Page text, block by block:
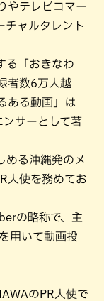
やテレビコマー
チャルタレント
る「おきなわ
者数6万人越
ある動画」は
サーとして著
める沖縄発のメ
大使を務めてお
の略称で、主
用いて動画投
のPR大使で